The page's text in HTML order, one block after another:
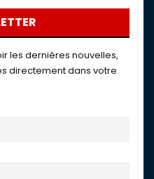
les dernières nouvelles,
directement dans votre